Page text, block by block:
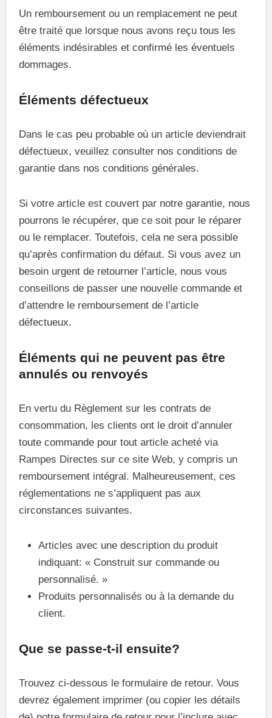
Un remboursement ou un remplacement ne peut
être traité que lorsque nous avons reçu tous les
éléments indésirables et confirmé les éventuels
dommages.
Éléments défectueux
Dans le cas peu probable où un article deviendrait
défectueux, veuillez consulter nos conditions de
garantie dans nos conditions générales.
Si votre article est couvert par notre garantie, nous
pourrons le récupérer, que ce soit pour le réparer
ou le remplacer. Toutefois, cela ne sera possible
qu’après confirmation du défaut. Si vous avez un
besoin urgent de retourner l’article, nous vous
conseillons de passer une nouvelle commande et
d’attendre le remboursement de l’article
défectueux.
Éléments qui ne peuvent pas être
annulés ou renvoyés
En vertu du Règlement sur les contrats de
consommation, les clients ont le droit d’annuler
toute commande pour tout article acheté via
Rampes Directes sur ce site Web, y compris un
remboursement intégral. Malheureusement, ces
réglementations ne s’appliquent pas aux
circonstances suivantes.
Articles avec une description du produit
indiquant: « Construit sur commande ou
personnalisé. »
Produits personnalisés ou à la demande du
client.
Que se passe-t-il ensuite?
Trouvez ci-dessous le formulaire de retour. Vous
devrez également imprimer (ou copier les détails